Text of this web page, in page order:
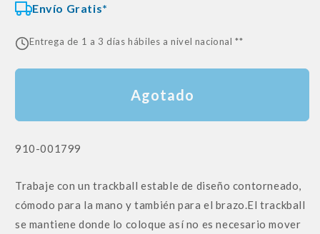
modalEnvío Gratis*
Entrega de 1 a 3 días hábiles a nivel nacional **
Agotado
SKU:
910-001799
Trabaje con un trackball estable de diseño contorneado,
cómodo para la mano y también para el brazo.El trackball
se mantiene donde lo coloque así no es necesario mover